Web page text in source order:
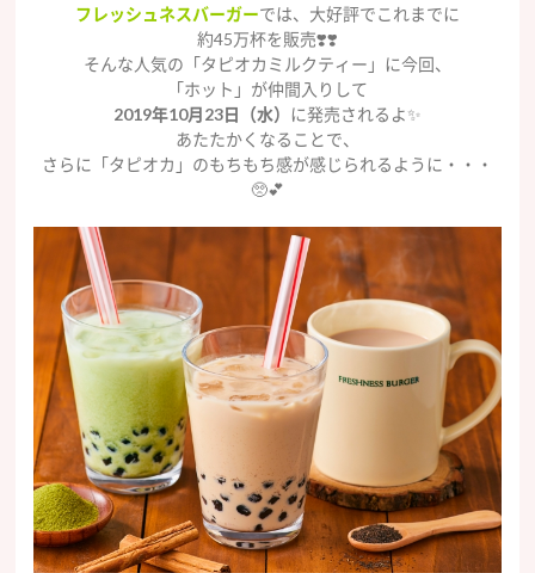
フレッシュネスバーガーでは、大好評でこれまでに
約45万杯を販売❣️❣️
そんな人気の「タピオカミルクティー」に今回、
「ホット」が仲間入りして
2019年10月23日（水） に発売されるよ✨
あたたかくなることで、
さらに「タピオカ」のもちもち感が感じられるように・・・
🥺💕